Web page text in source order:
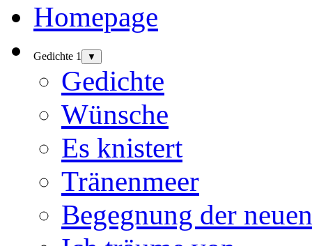
Homepage
Gedichte 1 ▼
Gedichte
Wünsche
Es knistert
Tränenmeer
Begegnung der